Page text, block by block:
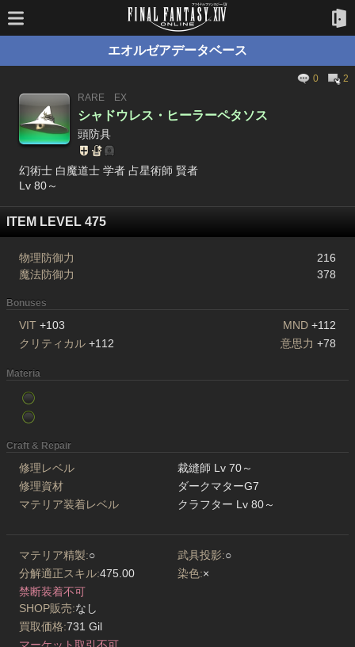
エオルゼアデータベース
0
2
RARE
EX
シャドウレス・ヒーラーペタソス
頭防具
幻術士 白魔道士 学者 占星術師 賢者
Lv 80～
ITEM LEVEL 475
物理防御力
216
魔法防御力
378
Bonuses
VIT +103 MND +112
クリティカル +112 意思力 +78
Materia
Craft & Repair
修理レベル
裁縫師 Lv 70～
修理資材
ダークマターG7
マテリア装着レベル
クラフター Lv 80～
マテリア精製:○ 武具投影:○
分解適正スキル:475.00 染色:×
禁断装着不可
SHOP販売:なし
買取価格:731 Gil